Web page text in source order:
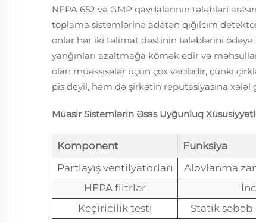
NFPA 652 və GMP qaydalarının tələbləri
toplama sistemlərinə adətən qığılcım
onlar hər iki təlimat dəstinin tələblərini
yanğınları azaltmağa kömək edir və
olan müəssisələr üçün çox vacibdir, çünki
pis deyil, həm də şirkətin reputasiyasına xələl
Müasir Sistemlərin Əsas Uyğunluq
Komponent Funksiya
Partlayış ventilyatorları
Alovlanma
HEPA filtrlər
Keçiricilik testi
Statik səbəb